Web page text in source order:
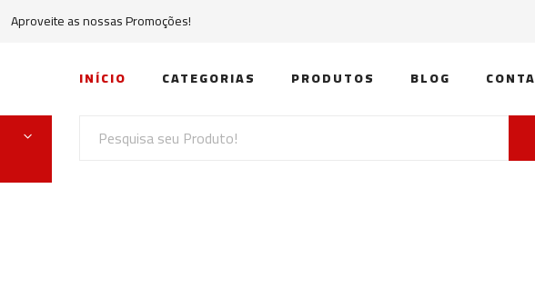
Aproveite as nossas Promoções!
INÍCIO CATEGORIAS PRODUTOS BLOG